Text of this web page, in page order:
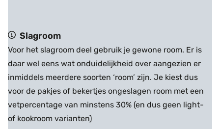
Slagroom
Voor het slagroom deel gebruik je gewone room. Er is
daar wel eens wat onduidelijkheid over aangezien er
inmiddels meerdere soorten ‘room’ zijn. Je kiest dus
voor de pakjes of bekertjes ongeslagen room met een
vetpercentage van minstens 30% (en dus geen light-
of kookroom varianten)